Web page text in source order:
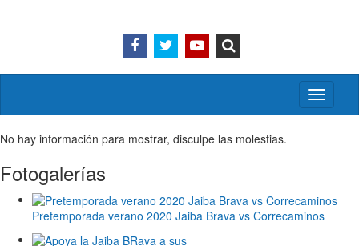
Activar/
menú
No hay información para mostrar, disculpe las molestias.
Fotogalerías
Pretemporada verano 2020 Jaiba Brava vs Correcaminos